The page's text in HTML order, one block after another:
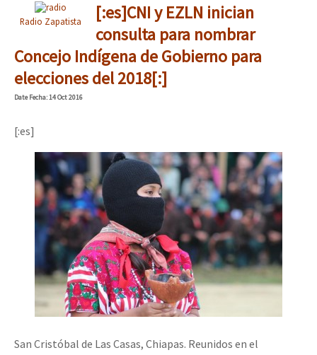
Radio Zapatista
[:es]CNI y EZLN inician
consulta para nombrar
Concejo Indígena de Gobierno para
elecciones del 2018[:]
DateFecha: 14 Oct 2016
[:es]
San Cristóbal de Las Casas, Chiapas. Reunidos en el